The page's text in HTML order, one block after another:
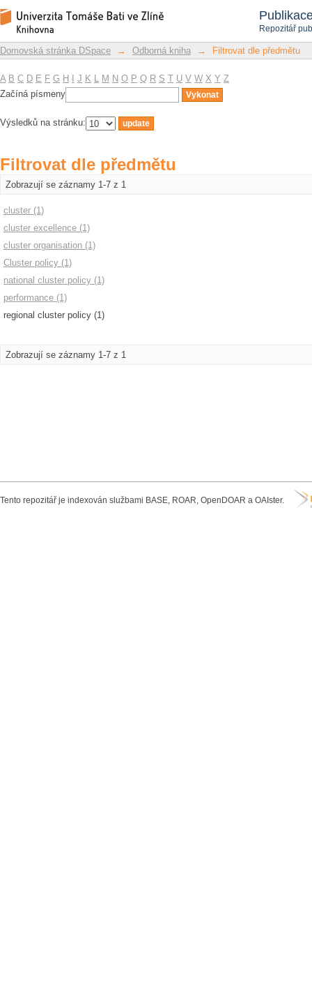
Repozitář
Filtrovat dle předmětu
Repozitář DSpace/Manakin
Domovská stránka DSpace → Odborná kniha → Filtrovat dle předmětu
A B C D E F G H J K L M N O P Q R S T U V W X Y Z
Začíná písmeny
Výsledků na stránku:
Filtrovat dle předmětu
Zobrazují se záznamy 1-7 z 1
cluster (1)
cluster excellence (1)
cluster organisation (1)
Cluster policy (1)
national cluster policy (1)
performance (1)
regional cluster policy (1)
Zobrazují se záznamy 1-7 z 1
Tento repozitář je indexován službami BASE, ROAR, OpenDOAR a OAIster.